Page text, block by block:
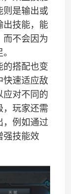
则是输出或
出技能，能
而不会因为
的搭配也变
快速适应敌
应对不同的
，玩家还需
，例如通过
强技能效